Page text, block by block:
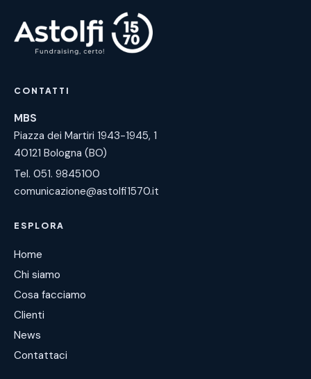
CONTATTI
MBS
Piazza dei Martiri 1943-1945, 1
40121 Bologna (BO)
Tel. 051. 9845100
comunicazione@astolfi1570.it
ESPLORA
Home
Chi siamo
Cosa facciamo
Clienti
News
Contattaci